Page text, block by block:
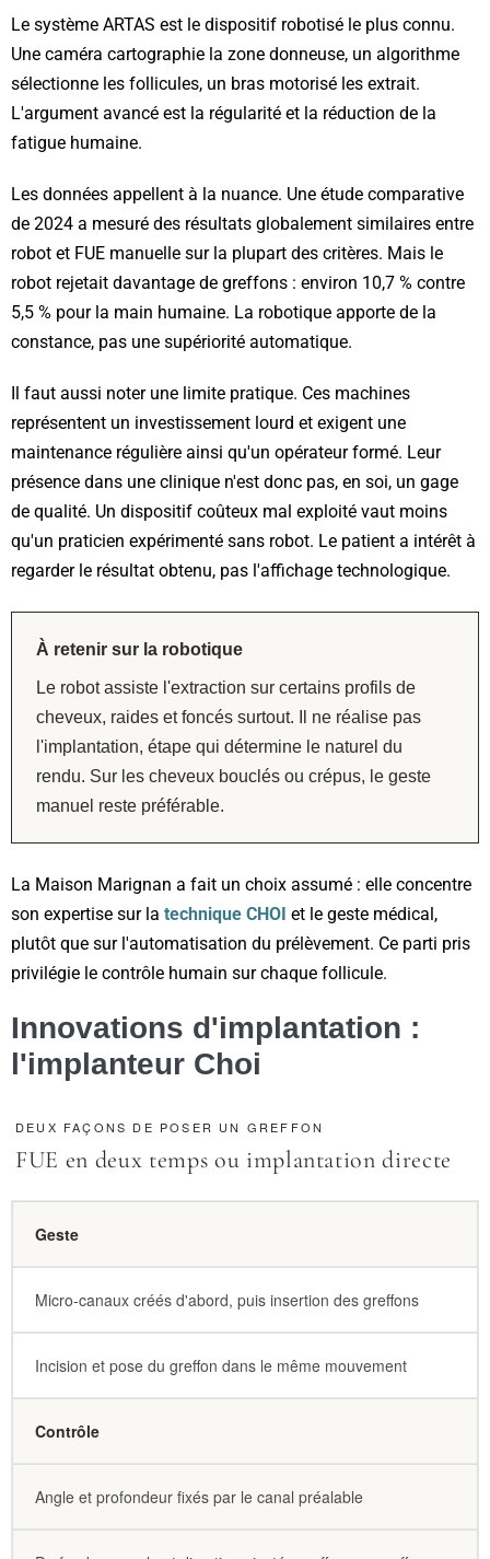
Le système ARTAS est le dispositif robotisé le plus connu.
Une caméra cartographie la zone donneuse, un algorithme
sélectionne les follicules, un bras motorisé les extrait.
L'argument avancé est la régularité et la réduction de la
fatigue humaine.
Les données appellent à la nuance. Une étude comparative
de 2024 a mesuré des résultats globalement similaires entre
robot et FUE manuelle sur la plupart des critères. Mais le
robot rejetait davantage de greffons : environ 10,7 % contre
5,5 % pour la main humaine. La robotique apporte de la
constance, pas une supériorité automatique.
Il faut aussi noter une limite pratique. Ces machines
représentent un investissement lourd et exigent une
maintenance régulière ainsi qu'un opérateur formé. Leur
présence dans une clinique n'est donc pas, en soi, un gage
de qualité. Un dispositif coûteux mal exploité vaut moins
qu'un praticien expérimenté sans robot. Le patient a intérêt à
regarder le résultat obtenu, pas l'affichage technologique.
À retenir sur la robotique
Le robot assiste l'extraction sur certains profils de
cheveux, raides et foncés surtout. Il ne réalise pas
l'implantation, étape qui détermine le naturel du
rendu. Sur les cheveux bouclés ou crépus, le geste
manuel reste préférable.
La Maison Marignan a fait un choix assumé : elle concentre
son expertise sur la technique CHOI et le geste médical,
plutôt que sur l'automatisation du prélèvement. Ce parti pris
privilégie le contrôle humain sur chaque follicule.
Innovations d'implantation :
l'implanteur Choi
DEUX FAÇONS DE POSER UN GREFFON
FUE en deux temps ou implantation directe
Geste
Micro-canaux créés d'abord, puis insertion des greffons
Incision et pose du greffon dans le même mouvement
Contrôle
Angle et profondeur fixés par le canal préalable